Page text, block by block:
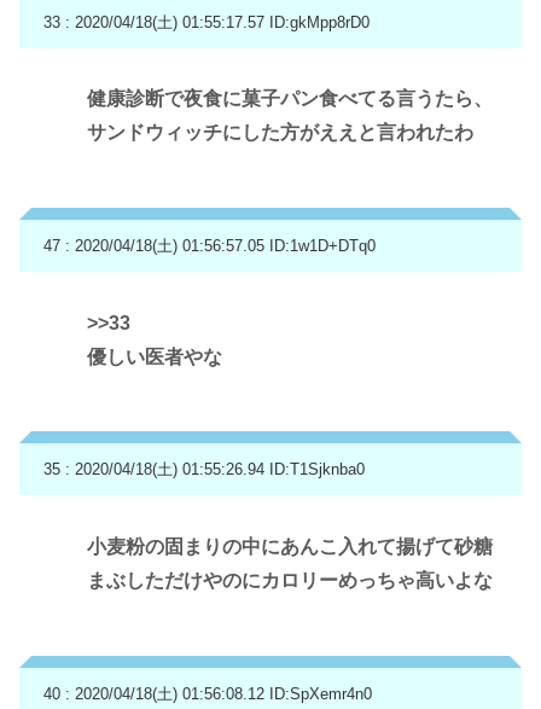
33 : 2020/04/18(土) 01:55:17.57 ID:gkMpp8rD0
健康診断で夜食に菓子パン食べてる言うたら、
サンドウィッチにした方がええと言われたわ
47 : 2020/04/18(土) 01:56:57.05 ID:1w1D+DTq0
>>33
優しい医者やな
35 : 2020/04/18(土) 01:55:26.94 ID:T1Sjknba0
小麦粉の固まりの中にあんこ入れて揚げて砂糖
まぶしただけやのにカロリーめっちゃ高いよな
40 : 2020/04/18(土) 01:56:08.12 ID:SpXemr4n0